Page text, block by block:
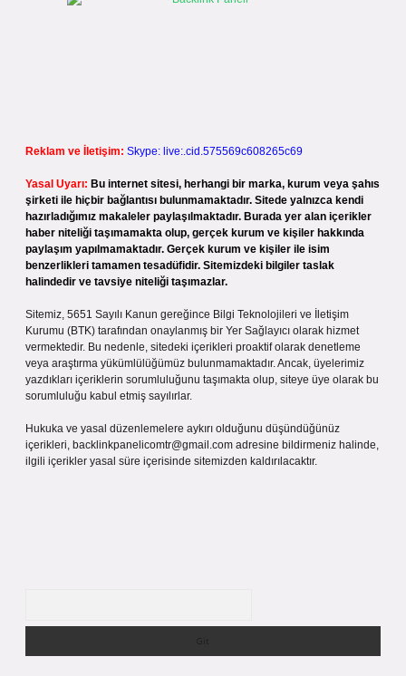
Reklam ve İletişim: Skype: live:.cid.575569c608265c69
Yasal Uyarı: Bu internet sitesi, herhangi bir marka, kurum veya şahıs
şirketi ile hiçbir bağlantısı bulunmamaktadır. Sitede yalnızca kendi
hazırladığımız makaleler paylaşılmaktadır. Burada yer alan içerikler
haber niteliği taşımamakta olup, gerçek kurum ve kişiler hakkında
paylaşım yapılmamaktadır. Gerçek kurum ve kişiler ile isim
benzerlikleri tamamen tesadüfidir. Sitemizdeki bilgiler taslak
halindedir ve tavsiye niteliği taşımazlar.
Sitemiz, 5651 Sayılı Kanun gereğince Bilgi Teknolojileri ve İletişim
Kurumu (BTK) tarafından onaylanmış bir Yer Sağlayıcı olarak hizmet
vermektedir. Bu nedenle, sitedeki içerikleri proaktif olarak denetleme
veya araştırma yükümlülüğümüz bulunmamaktadır. Ancak, üyelerimiz
yazdıkları içeriklerin sorumluluğunu taşımakta olup, siteye üye olarak bu
sorumluluğu kabul etmiş sayılırlar.
Hukuka ve yasal düzenlemelere aykırı olduğunu düşündüğünüz
içerikleri, backlinkpanelicomtr@gmail.com adresine bildirmeniz halinde,
ilgili içerikler yasal süre içerisinde sitemizden kaldırılacaktır.